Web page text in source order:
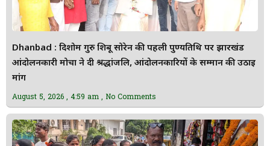
Dhanbad : दिशोम गुरु शिबू सोरेन की पहली पुण्यतिथि पर झारखंड
आंदोलनकारी मोर्चा ने दी श्रद्धांजलि, आंदोलनकारियों के सम्मान की उठाई
मांग
August 5, 2026 4:59 am No Comments